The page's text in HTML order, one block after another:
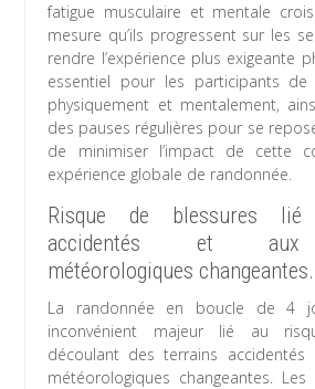
fatigue musculaire et mentale
mesure qu’ils progressent sur les
rendre l’expérience plus exigeante
essentiel pour les participants
physiquement et mentalement,
des pauses régulières pour se
de minimiser l’impact de cette
expérience globale de randonnée.
Risque de blessures
accidentés et aux
météorologiques changeantes.
La randonnée en boucle de 4
inconvénient majeur lié au
découlant des terrains
météorologiques changeantes. Les